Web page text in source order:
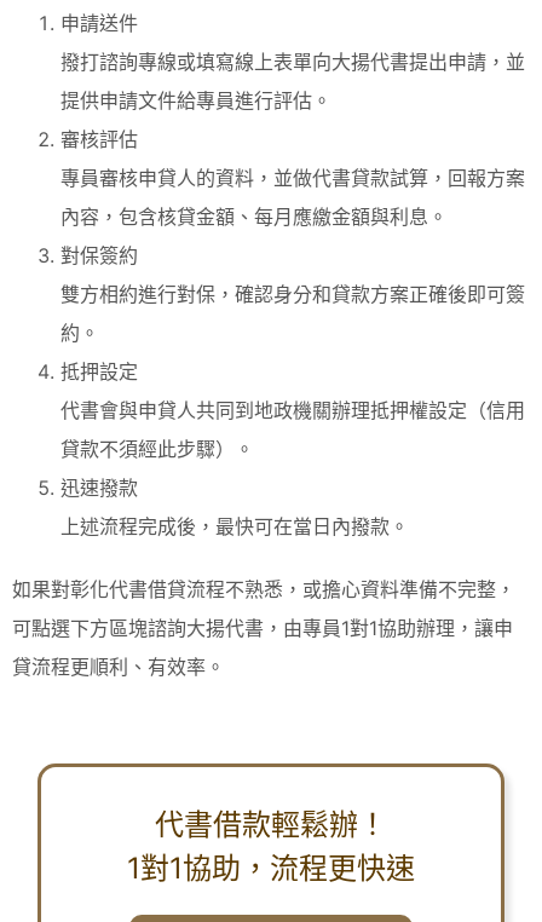
申請送件
撥打諮詢專線或填寫線上表單向大揚代書提出申請，並
提供申請文件給專員進行評估。
審核評估
專員審核申貸人的資料，並做代書貸款試算，回報方案
內容，包含核貸金額、每月應繳金額與利息。
對保簽約
雙方相約進行對保，確認身分和貸款方案正確後即可簽
約。
抵押設定
代書會與申貸人共同到地政機關辦理抵押權設定（信用
貸款不須經此步驟）。
迅速撥款
上述流程完成後，最快可在當日內撥款。
如果對彰化代書借貸流程不熟悉，或擔心資料準備不完整，
可點選下方區塊諮詢大揚代書，由專員1對1協助辦理，讓申
貸流程更順利、有效率。
代書借款輕鬆辦！
1對1協助，流程更快速